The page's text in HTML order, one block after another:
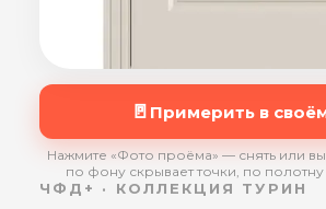
🚪 Примерить в
Нажмите «Фото проёма» — снять или
по фону скрывает точки, по
ЧФД+ · КОЛЛЕКЦИЯ ТУРИН